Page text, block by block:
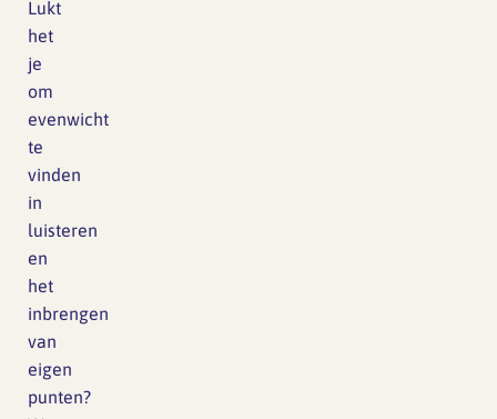
Lukt
het
je
om
evenwicht
te
vinden
in
luisteren
en
het
inbrengen
van
eigen
punten?